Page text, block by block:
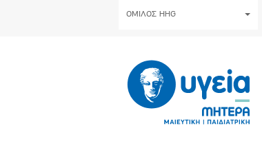
ΟΜΙΛΟΣ HHG